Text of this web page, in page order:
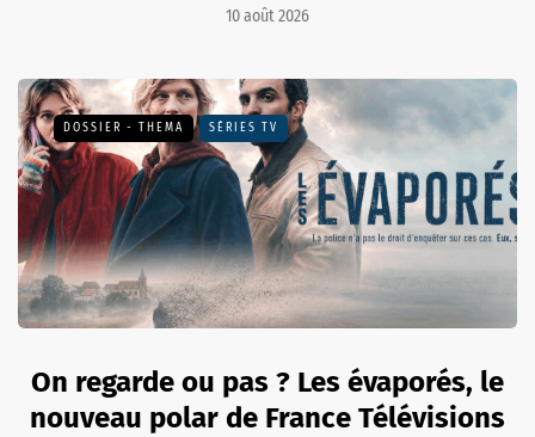
10 août 2026
DOSSIER - THEMA SÉRIES TV
On regarde ou pas ? Les évaporés, le
nouveau polar de France Télévisions